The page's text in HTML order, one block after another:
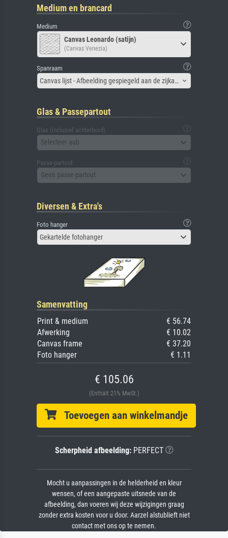
Medium en brancard
Medium
Canvas Leonardo (satijn)
(Canvas Venezia)
Spanraam
Canvas lijst - Afbeelding gespiegeld aan de zijkant
Glas & Passepartout
Glas (inclusief achterbord)
Selecteer aub
Passe-partout
Geen passe-partout
Diversen & Extra's
Foto hanger
Gekartelde fotohanger
Samenvatting
Print & medium
€ 56.74
Afwerking
€ 10.02
Canvas frame
€ 37.20
Foto hanger
€ 1.11
€ 105.06
(Enthält 21% MwSt.)
Toevoegen aan winkelmandje
Scherpheid afbeelding:PERFECT
Mocht u aanpassingen in de helderheid en kleur
wensen, of een aangepaste uitsnede van de
afbeelding, dan voeren wij deze wijzigingen graag
zonder extra kosten voor u door. Aarzel alstublieft niet
contact met ons op te nemen.